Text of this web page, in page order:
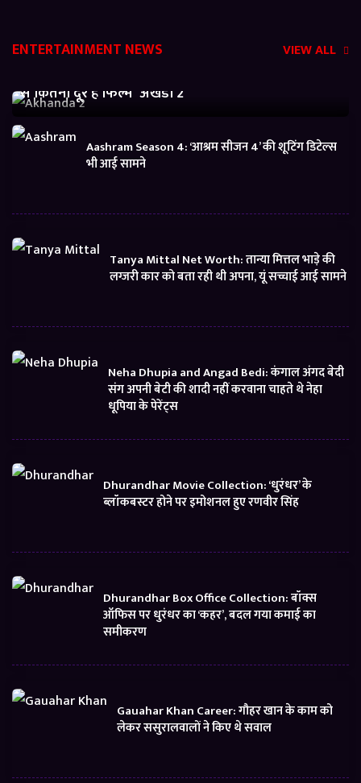
ENTERTAINMENT NEWS VIEW ALL
से कितनी दूर है फिल्म ‘अखंडा 2’
Aashram Season 4: ‘आश्रम सीजन 4’ की शूटिंग डिटेल्स
भी आई सामने
Tanya Mittal Net Worth: तान्या मित्तल भाड़े की
लग्जरी कार को बता रही थी अपना, यूं सच्चाई आई सामने
Neha Dhupia and Angad Bedi: कंगाल अंगद बेदी
संग अपनी बेटी की शादी नहीं करवाना चाहते थे नेहा
धूपिया के पेरेंट्स
Dhurandhar Movie Collection: ‘धुरंधर’ के
ब्लॉकबस्टर होने पर इमोशनल हुए रणवीर सिंह
Dhurandhar Box Office Collection: बॉक्स
ऑफिस पर धुरंधर का ‘कहर’, बदल गया कमाई का
समीकरण
Gauahar Khan Career: गौहर खान के काम को
लेकर ससुरालवालों ने किए थे सवाल